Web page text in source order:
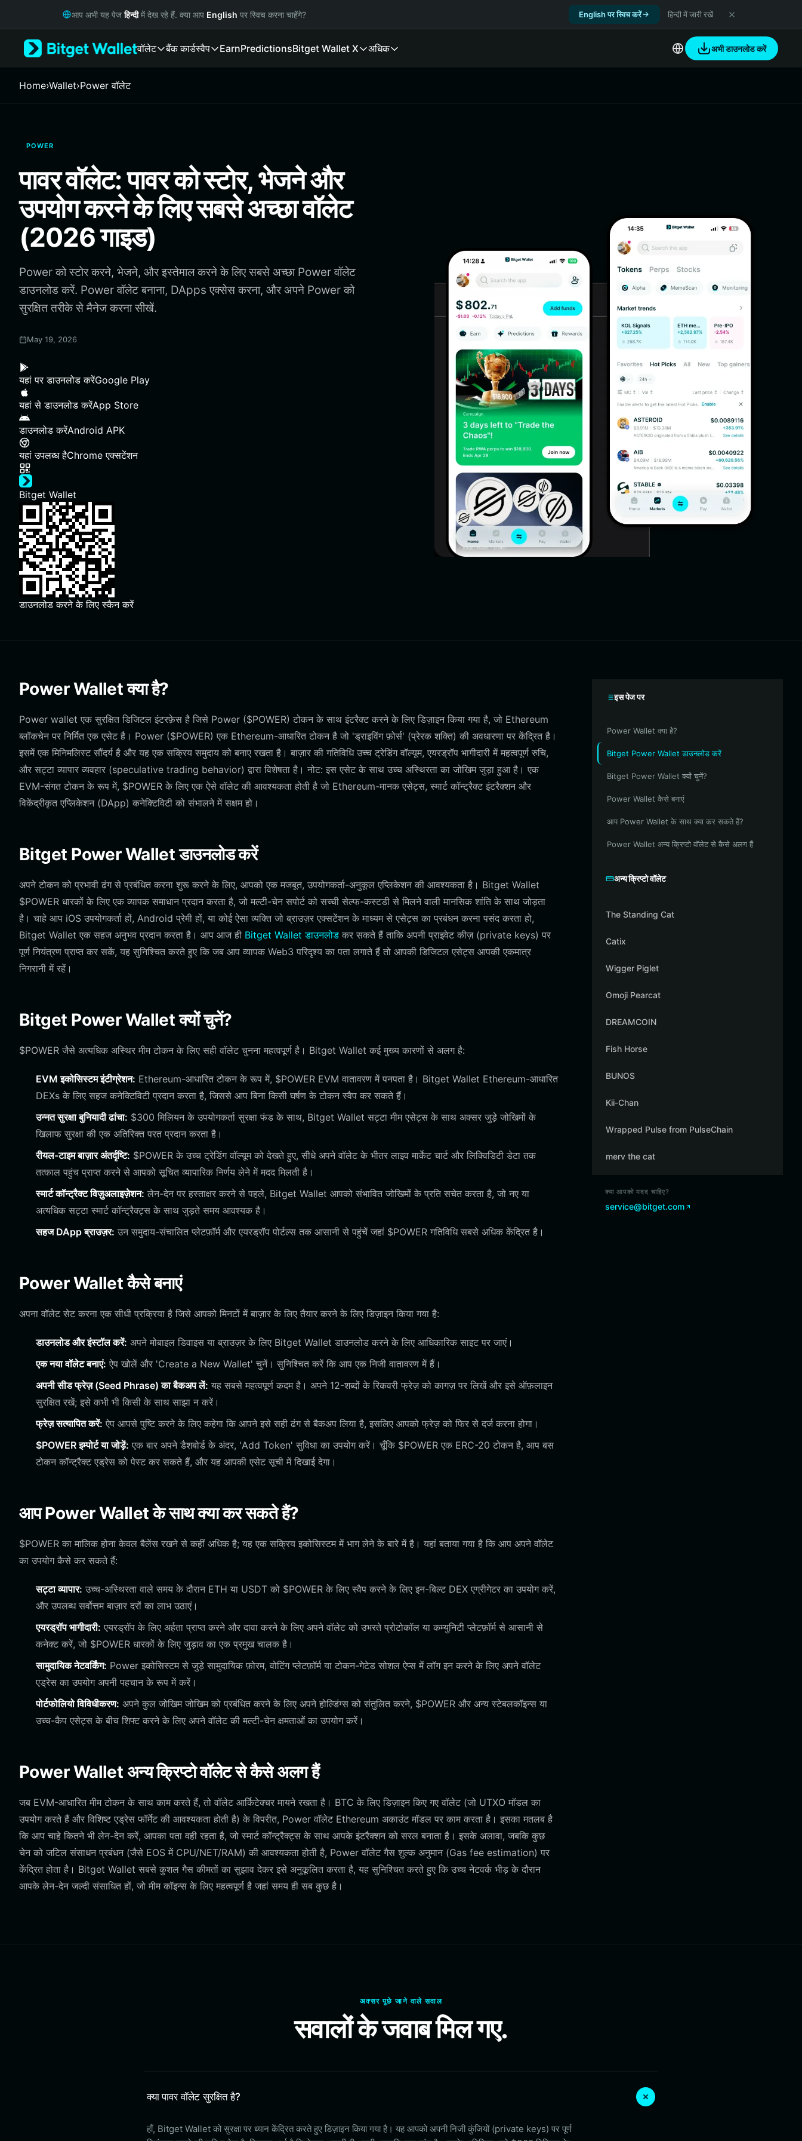
Русский
Italiano
繁體中文
Português (Portugal)
Bahasa Indonesia
ภาษาไทย
Español
Português (Brasil)
Español (Argentina)
आप अभी यह पेजहिन्दीमें देख रहे हैं. क्या आप English पर स्विच करना चाहेंगे? English पर स्विच करें हिन्दी में जारी रखें
वॉलेट बैंक कार्डस्वैप EarnPredictionsBitget Wallet X अधिक अभी डाउनलोड करें
Home›Wallet›Power वॉलेट
POWER
पावर वॉलेट: पावर को स्टोर, भेजने और
उपयोग करने के लिए सबसे अच्छा वॉलेट
(2026 गाइड)
Power को स्टोर करने, भेजने, और इस्तेमाल करने के लिए सबसे अच्छा Power वॉलेट
डाउनलोड करें. Power वॉलेट बनाना, DApps एक्सेस करना, और अपने Power को
सुरक्षित तरीके से मैनेज करना सीखें.
May 19, 2026
यहां पर डाउनलोड करेंGoogle Play
यहां से डाउनलोड करेंApp Store
डाउनलोड करेंAndroid APK
यहां उपलब्ध हैChrome एक्सटेंशन
Bitget Wallet
डाउनलोड करने के लिए स्कैन करें
Power Wallet क्या है?
Power wallet एक सुरक्षित डिजिटल इंटरफ़ेस है जिसे Power ($POWER) टोकन के साथ इंटरैक्ट करने के लिए डिज़ाइन किया गया है, जो Ethereum
ब्लॉकचेन पर निर्मित एक एसेट है। Power ($POWER) एक Ethereum-आधारित टोकन है जो 'ड्राइविंग फ़ोर्स' (प्रेरक शक्ति) की अवधारणा पर केंद्रित है।
इसमें एक मिनिमलिस्ट सौंदर्य है और यह एक सक्रिय समुदाय को बनाए रखता है। बाज़ार की गतिविधि उच्च ट्रेडिंग वॉल्यूम, एयरड्रॉप भागीदारी में महत्वपूर्ण रुचि,
और सट्टा व्यापार व्यवहार (speculative trading behavior) द्वारा विशेषता है। नोट: इस एसेट के साथ उच्च अस्थिरता का जोखिम जुड़ा हुआ है। एक
EVM-संगत टोकन के रूप में, $POWER के लिए एक ऐसे वॉलेट की आवश्यकता होती है जो Ethereum-मानक एसेट्स, स्मार्ट कॉन्ट्रैक्ट इंटरैक्शन और
विकेंद्रीकृत एप्लिकेशन (DApp) कनेक्टिविटी को संभालने में सक्षम हो।
Bitget Power Wallet डाउनलोड करें
अपने टोकन को प्रभावी ढंग से प्रबंधित करना शुरू करने के लिए, आपको एक मजबूत, उपयोगकर्ता-अनुकूल एप्लिकेशन की आवश्यकता है। Bitget Wallet
$POWER धारकों के लिए एक व्यापक समाधान प्रदान करता है, जो मल्टी-चेन सपोर्ट को सच्ची सेल्फ-कस्टडी से मिलने वाली मानसिक शांति के साथ जोड़ता
है। चाहे आप iOS उपयोगकर्ता हों, Android प्रेमी हों, या कोई ऐसा व्यक्ति जो ब्राउज़र एक्सटेंशन के माध्यम से एसेट्स का प्रबंधन करना पसंद करता हो,
Bitget Wallet एक सहज अनुभव प्रदान करता है। आप आज ही Bitget Wallet डाउनलोड कर सकते हैं ताकि अपनी प्राइवेट कीज़ (private keys) पर
पूर्ण नियंत्रण प्राप्त कर सकें, यह सुनिश्चित करते हुए कि जब आप व्यापक Web3 परिदृश्य का पता लगाते हैं तो आपकी डिजिटल एसेट्स आपकी एकमात्र
निगरानी में रहें।
Bitget Power Wallet क्यों चुनें?
$POWER जैसे अत्यधिक अस्थिर मीम टोकन के लिए सही वॉलेट चुनना महत्वपूर्ण है। Bitget Wallet कई मुख्य कारणों से अलग है:
EVM इकोसिस्टम इंटीग्रेशन: Ethereum-आधारित टोकन के रूप में, $POWER EVM वातावरण में पनपता है। Bitget Wallet Ethereum-आधारित
DEXs के लिए सहज कनेक्टिविटी प्रदान करता है, जिससे आप बिना किसी घर्षण के टोकन स्वैप कर सकते हैं।
उन्नत सुरक्षा बुनियादी ढांचा: $300 मिलियन के उपयोगकर्ता सुरक्षा फंड के साथ, Bitget Wallet सट्टा मीम एसेट्स के साथ अक्सर जुड़े जोखिमों के
खिलाफ सुरक्षा की एक अतिरिक्त परत प्रदान करता है।
रीयल-टाइम बाज़ार अंतर्दृष्टि: $POWER के उच्च ट्रेडिंग वॉल्यूम को देखते हुए, सीधे अपने वॉलेट के भीतर लाइव मार्केट चार्ट और लिक्विडिटी डेटा तक
तत्काल पहुंच प्राप्त करने से आपको सूचित व्यापारिक निर्णय लेने में मदद मिलती है।
स्मार्ट कॉन्ट्रैक्ट विज़ुअलाइज़ेशन: लेन-देन पर हस्ताक्षर करने से पहले, Bitget Wallet आपको संभावित जोखिमों के प्रति सचेत करता है, जो नए या
अत्यधिक सट्टा स्मार्ट कॉन्ट्रैक्ट्स के साथ जुड़ते समय आवश्यक है।
सहज DApp ब्राउज़र: उन समुदाय-संचालित प्लेटफ़ॉर्म और एयरड्रॉप पोर्टल्स तक आसानी से पहुंचें जहां $POWER गतिविधि सबसे अधिक केंद्रित है।
Power Wallet कैसे बनाएं
अपना वॉलेट सेट करना एक सीधी प्रक्रिया है जिसे आपको मिनटों में बाज़ार के लिए तैयार करने के लिए डिज़ाइन किया गया है:
डाउनलोड और इंस्टॉल करें: अपने मोबाइल डिवाइस या ब्राउज़र के लिए Bitget Wallet डाउनलोड करने के लिए आधिकारिक साइट पर जाएं।
एक नया वॉलेट बनाएं: ऐप खोलें और 'Create a New Wallet' चुनें। सुनिश्चित करें कि आप एक निजी वातावरण में हैं।
अपनी सीड फ्रेज़ (Seed Phrase) का बैकअप लें: यह सबसे महत्वपूर्ण कदम है। अपने 12-शब्दों के रिकवरी फ्रेज़ को कागज़ पर लिखें और इसे ऑफ़लाइन
सुरक्षित रखें; इसे कभी भी किसी के साथ साझा न करें।
फ्रेज़ सत्यापित करें: ऐप आपसे पुष्टि करने के लिए कहेगा कि आपने इसे सही ढंग से बैकअप लिया है, इसलिए आपको फ्रेज़ को फिर से दर्ज करना होगा।
$POWER इम्पोर्ट या जोड़ें: एक बार अपने डैशबोर्ड के अंदर, 'Add Token' सुविधा का उपयोग करें। चूँकि $POWER एक ERC-20 टोकन है, आप बस
टोकन कॉन्ट्रैक्ट एड्रेस को पेस्ट कर सकते हैं, और यह आपकी एसेट सूची में दिखाई देगा।
आप Power Wallet के साथ क्या कर सकते हैं?
$POWER का मालिक होना केवल बैलेंस रखने से कहीं अधिक है; यह एक सक्रिय इकोसिस्टम में भाग लेने के बारे में है। यहां बताया गया है कि आप अपने वॉलेट
का उपयोग कैसे कर सकते हैं:
सट्टा व्यापार: उच्च-अस्थिरता वाले समय के दौरान ETH या USDT को $POWER के लिए स्वैप करने के लिए इन-बिल्ट DEX एग्रीगेटर का उपयोग करें,
और उपलब्ध सर्वोत्तम बाज़ार दरों का लाभ उठाएं।
एयरड्रॉप भागीदारी: एयरड्रॉप के लिए अर्हता प्राप्त करने और दावा करने के लिए अपने वॉलेट को उभरते प्रोटोकॉल या कम्युनिटी प्लेटफ़ॉर्म से आसानी से
कनेक्ट करें, जो $POWER धारकों के लिए जुड़ाव का एक प्रमुख चालक है।
सामुदायिक नेटवर्किंग: Power इकोसिस्टम से जुड़े सामुदायिक फ़ोरम, वोटिंग प्लेटफ़ॉर्म या टोकन-गेटेड सोशल ऐप्स में लॉग इन करने के लिए अपने वॉलेट
एड्रेस का उपयोग अपनी पहचान के रूप में करें।
पोर्टफोलियो विविधीकरण: अपने कुल जोखिम जोखिम को प्रबंधित करने के लिए अपने होल्डिंग्स को संतुलित करने, $POWER और अन्य स्टेबलकॉइन्स या
उच्च-कैप एसेट्स के बीच शिफ्ट करने के लिए अपने वॉलेट की मल्टी-चेन क्षमताओं का उपयोग करें।
Power Wallet अन्य क्रिप्टो वॉलेट से कैसे अलग हैं
जब EVM-आधारित मीम टोकन के साथ काम करते हैं, तो वॉलेट आर्किटेक्चर मायने रखता है। BTC के लिए डिज़ाइन किए गए वॉलेट (जो UTXO मॉडल का
उपयोग करते हैं और विशिष्ट एड्रेस फॉर्मेट की आवश्यकता होती है) के विपरीत, Power वॉलेट Ethereum अकाउंट मॉडल पर काम करता है। इसका मतलब है
कि आप चाहे कितने भी लेन-देन करें, आपका पता वही रहता है, जो स्मार्ट कॉन्ट्रैक्ट्स के साथ आपके इंटरैक्शन को सरल बनाता है। इसके अलावा, जबकि कुछ
चेन को जटिल संसाधन प्रबंधन (जैसे EOS में CPU/NET/RAM) की आवश्यकता होती है, Power वॉलेट गैस शुल्क अनुमान (Gas fee estimation) पर
केंद्रित होता है। Bitget Wallet सबसे कुशल गैस कीमतों का सुझाव देकर इसे अनुकूलित करता है, यह सुनिश्चित करते हुए कि उच्च नेटवर्क भीड़ के दौरान
आपके लेन-देन जल्दी संसाधित हों, जो मीम कॉइन्स के लिए महत्वपूर्ण है जहां समय ही सब कुछ है।
इस पेज पर
Power Wallet क्या है?
Bitget Power Wallet डाउनलोड करें
Bitget Power Wallet क्यों चुनें?
Power Wallet कैसे बनाएं
आप Power Wallet के साथ क्या कर सकते हैं?
Power Wallet अन्य क्रिप्टो वॉलेट से कैसे अलग हैं
अन्य क्रिप्टो वॉलेट
The Standing Cat
Catix
Wigger Piglet
Omoji Pearcat
DREAMCOIN
Fish Horse
BUNOS
Kii-Chan
Wrapped Pulse from PulseChain
merv the cat
क्या आपको मदद चाहिए?
service@bitget.com
अक्सर पूछे जाने वाले सवाल
सवालों के जवाब मिल गए.
क्या पावर वॉलेट सुरक्षित है?
हाँ, Bitget Wallet को सुरक्षा पर ध्यान केंद्रित करते हुए डिज़ाइन किया गया है। यह आपको अपनी निजी कुंजियों (private keys) पर पूर्ण